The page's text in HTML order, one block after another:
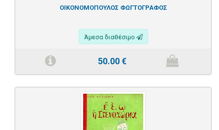
ΟΙΚΟΝΟΜΟΠΟΥΛΟΣ ΦΩΓΤΟΓΡΑΦΟΣ
Άμεσα διαθέσιμο
50.00€